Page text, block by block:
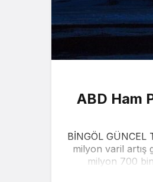
ABD Ham
BİNGÖL
milyon varil artış
milyon 700